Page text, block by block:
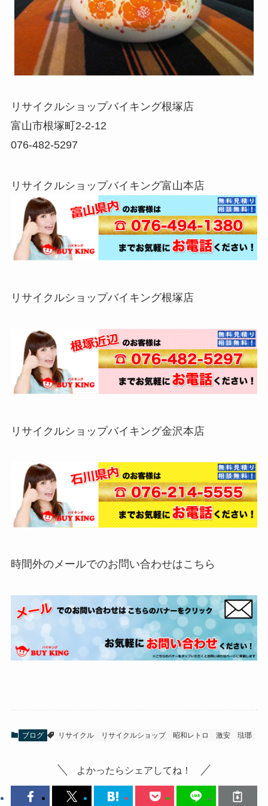
リサイクルショップバイキング根塚店
富山市根塚町2-2-12
076-482-5297
リサイクルショップバイキング富山本店
リサイクルショップバイキング根塚店
リサイクルショップバイキング金沢本店
時間外のメールでのお問い合わせはこちら
ブログ リサイクル リサイクルショップ 昭和レトロ 激安 琺瑯
よかったらシェアしてね！